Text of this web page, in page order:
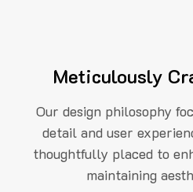
Meticulously
Our design philosophy
detail and user
thoughtfully placed to
maintaining